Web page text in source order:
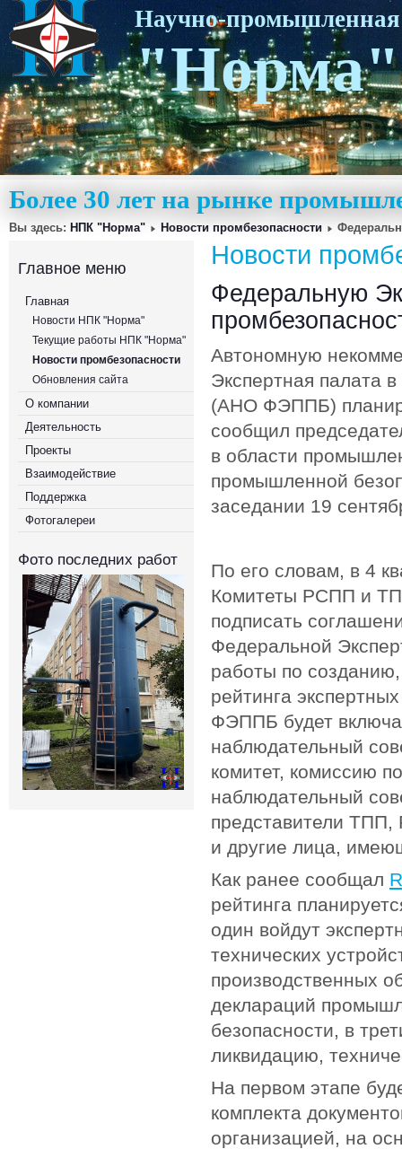
Научно-
"Норма"
Более 30 лет на рынке
Вы здесь: НПК "Норма" Новости промбезопасности
Главное меню
Главная
Новости НПК "Норма"
Текущие работы НПК "Норма"
Новости промбезопасности
Обновления сайта
О компании
Деятельность
Проекты
Взаимодействие
Поддержка
Фотогалереи
Фото последних работ
Новости
Федеральную
Автономную
Экспертная палата
(АНО ФЭППБ)
сообщил
в области
промышленной
заседании 19
По его словам, в 4
Комитеты РСПП и
подписать
Федеральной
работы по
рейтинга
ФЭППБ будет
наблюдательный
комитет, комиссию
наблюдательный
представители ТПП,
и другие лица,
Как ранее сообщал
рейтинга
один войдут
технических
производственных
деклараций
безопасности, в
ликвидацию,
На первом этапе
комплекта
организацией, на